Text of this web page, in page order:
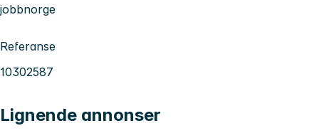
jobbnorge
Referanse
10302587
Lignende annonser